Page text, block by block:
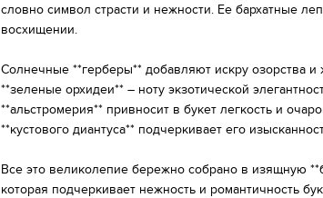
словно символ страсти и нежности. Ее бархатные
восхищении.
Солнечные **герберы** добавляют искру озорства и
**зеленые орхидеи** – ноту экзотической
**альстромерия** привносит в букет легкость и
**кустового диантуса** подчеркивает его
Все это великолепие бережно собрано в изящную
которая подчеркивает нежность и романтичность